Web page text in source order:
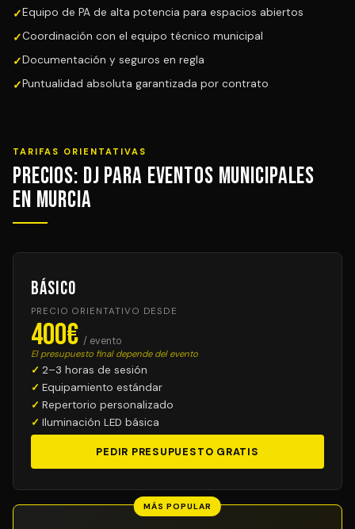
Equipo de PA de alta potencia para espacios abiertos
Coordinación con el equipo técnico municipal
Documentación y seguros en regla
Puntualidad absoluta garantizada por contrato
TARIFAS ORIENTATIVAS
Precios: DJ para Eventos Municipales
en Murcia
Básico
PRECIO ORIENTATIVO DESDE
400€ / evento
El presupuesto final depende del evento
2–3 horas de sesión
Equipamiento estándar
Repertorio personalizado
Iluminación LED básica
PEDIR PRESUPUESTO GRATIS
MÁS POPULAR